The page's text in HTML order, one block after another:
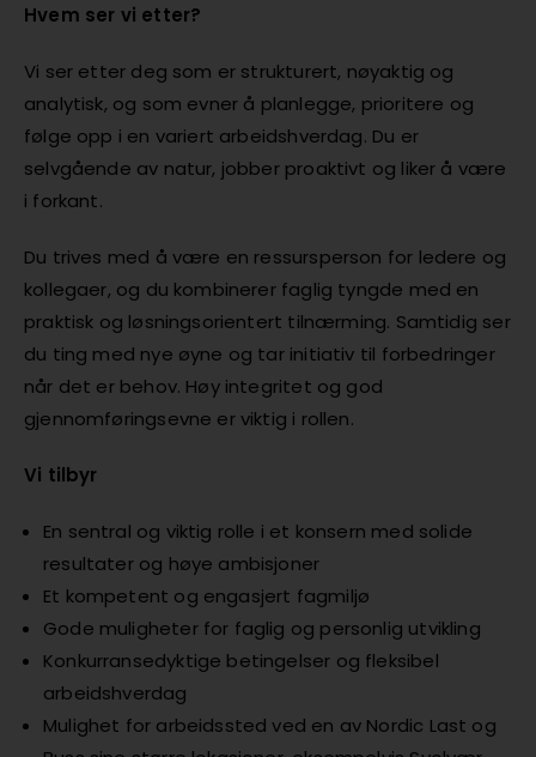
Hvem ser vi etter?
Vi ser etter deg som er strukturert, nøyaktig og
analytisk, og som evner å planlegge, prioritere og
følge opp i en variert arbeidshverdag. Du er
selvgående av natur, jobber proaktivt og liker å være
i forkant.
Du trives med å være en ressursperson for ledere og
kollegaer, og du kombinerer faglig tyngde med en
praktisk og løsningsorientert tilnærming. Samtidig ser
du ting med nye øyne og tar initiativ til forbedringer
når det er behov. Høy integritet og god
gjennomføringsevne er viktig i rollen.
Vi tilbyr
En sentral og viktig rolle i et konsern med solide
resultater og høye ambisjoner
Et kompetent og engasjert fagmiljø
Gode muligheter for faglig og personlig utvikling
Konkurransedyktige betingelser og fleksibel
arbeidshverdag
Mulighet for arbeidssted ved en av Nordic Last og